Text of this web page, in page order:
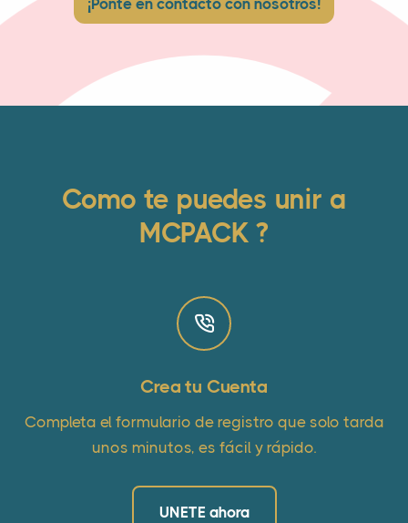
¡Ponte en contacto con nosotros!
Como te puedes unir a
MCPACK ?
Crea tu Cuenta
Completa el formulario de registro que solo tarda
unos minutos, es fácil y rápido.
UNETE ahora